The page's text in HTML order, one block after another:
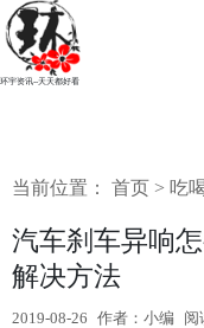
环宇资讯--天天都好看
当前位置： 首页 > 吃
汽车刹车异响
解决方法
2019-08-26 作者：小编 阅